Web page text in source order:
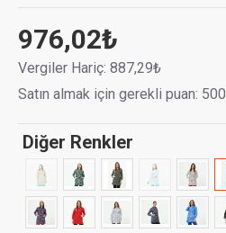
976,02₺
Vergiler Hariç: 887,29₺
Satın almak için gerekli puan: 500
Diğer Renkler